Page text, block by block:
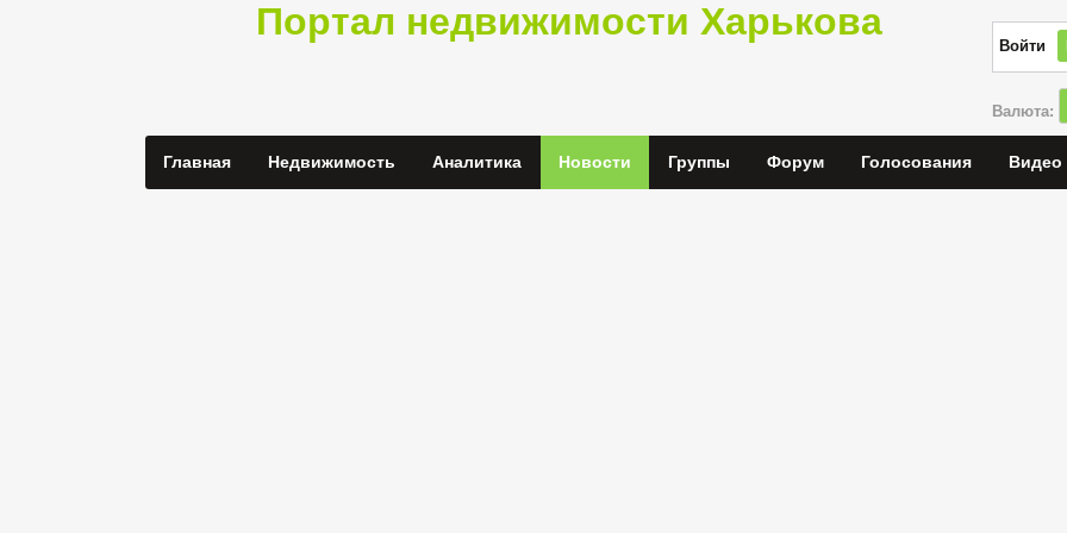
Войти
Валюта:
Портал недвижимости Харькова
Главная Недвижимость Аналитика Новости Группы Форум Голосования Видео